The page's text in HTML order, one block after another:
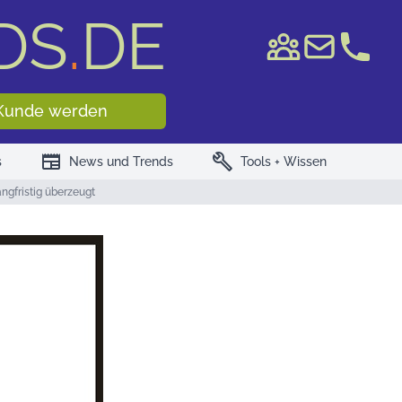
.DE
WKN/ISIN
werden
newspaper News und Trends build Tools + Wissen
überzeugt